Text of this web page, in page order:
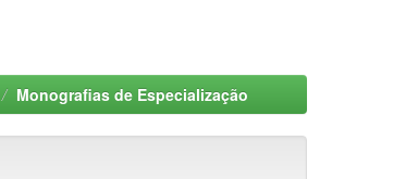
Monografias de Especialização